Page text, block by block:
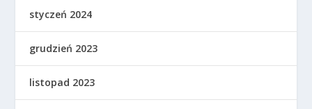
styczeń 2024
grudzień 2023
listopad 2023